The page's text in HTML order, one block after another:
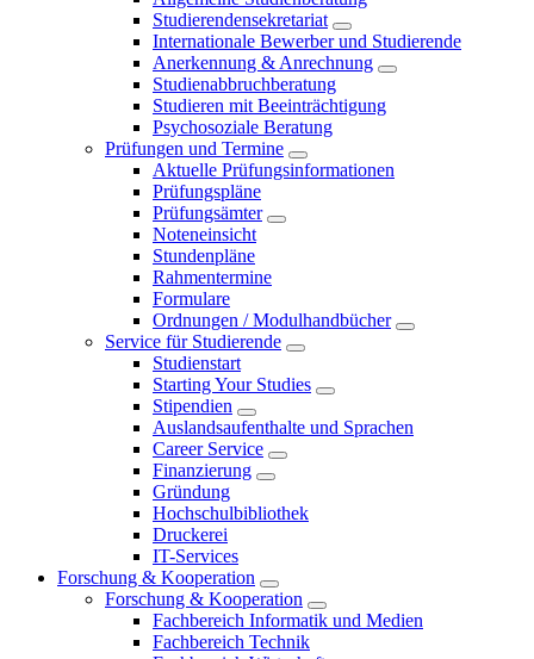
Studierendensekretariat
Internationale Bewerber und Studierende
Anerkennung & Anrechnung
Studienabbruchberatung
Studieren mit Beeinträchtigung
Psychosoziale Beratung
Prüfungen und Termine
Aktuelle Prüfungsinformationen
Prüfungspläne
Prüfungsämter
Noteneinsicht
Stundenpläne
Rahmentermine
Formulare
Ordnungen / Modulhandbücher
Service für Studierende
Studienstart
Starting Your Studies
Stipendien
Auslandsaufenthalte und Sprachen
Career Service
Finanzierung
Gründung
Hochschulbibliothek
Druckerei
IT-Services
Forschung & Kooperation
Forschung & Kooperation
Fachbereich Informatik und Medien
Fachbereich Technik